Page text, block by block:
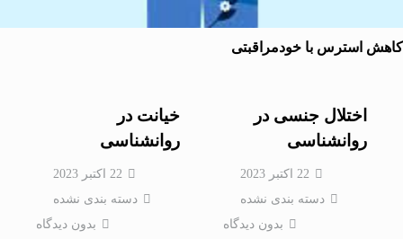
استرس با خودمراقبتی
اختلال جنسی در
روانشناسی
22 اکتبر 2023
دسته بندی نشده
بدون دیدگاه
خیانت در
روانشناسی
22 اکتبر 2023
دسته بندی نشده
بدون دیدگاه